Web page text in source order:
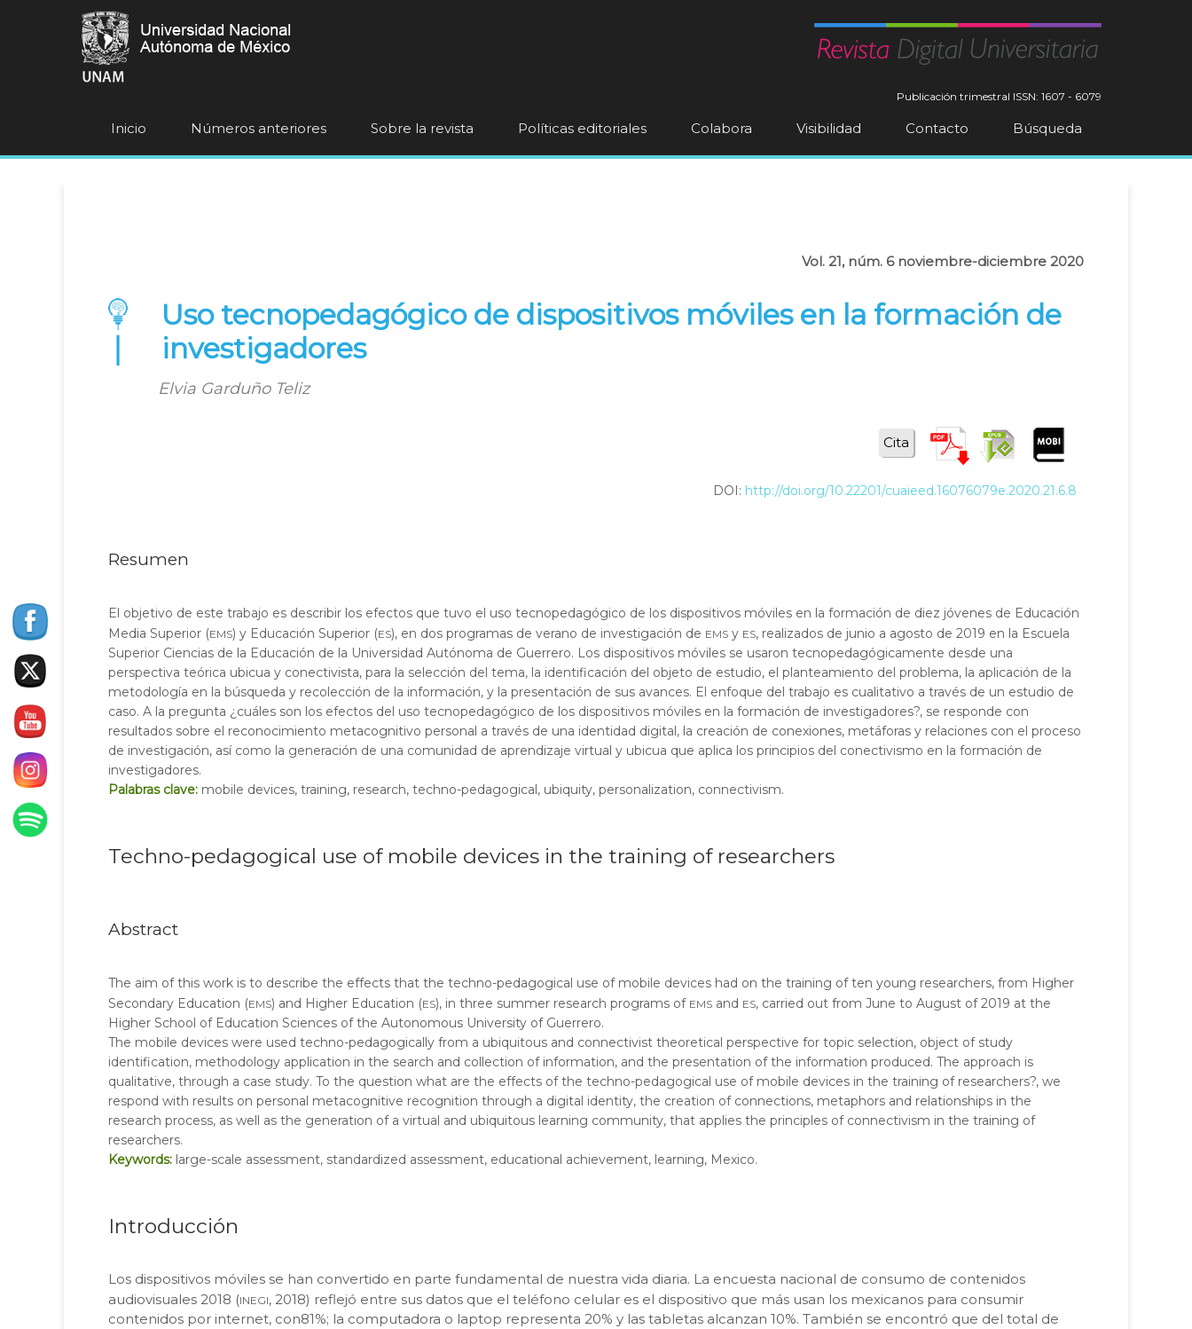
Publicación trimestral ISSN: 1607 - 6079
Inicio Números anteriores Sobre la revista Políticas editoriales Colabora Visibilidad Contacto Búsqueda
Vol. 21, núm. 6 noviembre-diciembre 2020
Uso tecnopedagógico de dispositivos móviles en la formación de
investigadores
Elvia Garduño Teliz
Cita
DOI: http://doi.org/10.22201/cuaieed.16076079e.2020.21.6.8
Resumen
El objetivo de este trabajo es describir los efectos que tuvo el uso tecnopedagógico de los dispositivos móviles en la formación de diez jóvenes de Educación
Media Superior (ems) y Educación Superior (es), en dos programas de verano de investigación de ems y es, realizados de junio a agosto de 2019 en la Escuela
Superior Ciencias de la Educación de la Universidad Autónoma de Guerrero. Los dispositivos móviles se usaron tecnopedagógicamente desde una
perspectiva teórica ubicua y conectivista, para la selección del tema, la identificación del objeto de estudio, el planteamiento del problema, la aplicación de la
metodología en la búsqueda y recolección de la información, y la presentación de sus avances. El enfoque del trabajo es cualitativo a través de un estudio de
caso. A la pregunta ¿cuáles son los efectos del uso tecnopedagógico de los dispositivos móviles en la formación de investigadores?, se responde con
resultados sobre el reconocimiento metacognitivo personal a través de una identidad digital, la creación de conexiones, metáforas y relaciones con el proceso
de investigación, así como la generación de una comunidad de aprendizaje virtual y ubicua que aplica los principios del conectivismo en la formación de
investigadores.
Palabras clave: mobile devices, training, research, techno-pedagogical, ubiquity, personalization, connectivism.
Techno-pedagogical use of mobile devices in the training of researchers
Abstract
The aim of this work is to describe the effects that the techno-pedagogical use of mobile devices had on the training of ten young researchers, from Higher
Secondary Education (ems) and Higher Education (es), in three summer research programs of ems and es, carried out from June to August of 2019 at the
Higher School of Education Sciences of the Autonomous University of Guerrero.
The mobile devices were used techno-pedagogically from a ubiquitous and connectivist theoretical perspective for topic selection, object of study
identification, methodology application in the search and collection of information, and the presentation of the information produced. The approach is
qualitative, through a case study. To the question what are the effects of the techno-pedagogical use of mobile devices in the training of researchers?, we
respond with results on personal metacognitive recognition through a digital identity, the creation of connections, metaphors and relationships in the
research process, as well as the generation of a virtual and ubiquitous learning community, that applies the principles of connectivism in the training of
researchers.
Keywords: large-scale assessment, standardized assessment, educational achievement, learning, Mexico.
Introducción
Los dispositivos móviles se han convertido en parte fundamental de nuestra vida diaria. La encuesta nacional de consumo de contenidos
audiovisuales 2018 (inegi, 2018) reflejó entre sus datos que el teléfono celular es el dispositivo que más usan los mexicanos para consumir
contenidos por internet, con81%; la computadora o laptop representa 20% y las tabletas alcanzan 10%. También se encontró que del total de